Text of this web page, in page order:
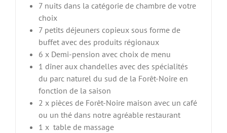
7 nuits dans la catégorie de chambre de votre
choix
7 petits déjeuners copieux sous forme de
buffet avec des produits régionaux
6 x Demi-pension avec choix de menu
1 dîner aux chandelles avec des spécialités
du parc naturel du sud de la Forêt-Noire en
fonction de la saison
2 x pièces de Forêt-Noire maison avec un café
ou un thé dans notre agréable restaurant
1 x table de massage